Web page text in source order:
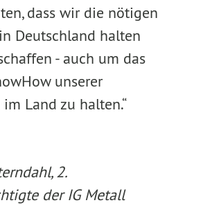
dass wir die nötigen
Deutschland halten
- auch um das
unserer
Land zu halten.“
2.
der IG Metall